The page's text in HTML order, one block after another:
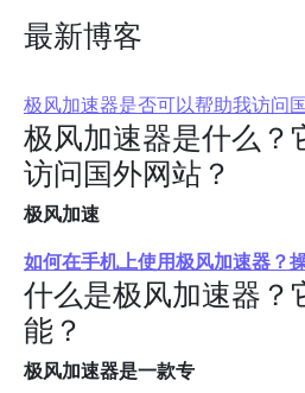
最新博客
极风加速器是否可以帮助我访问
极风加速器是什么？
访问国外网站？
极风加速
如何在手机上使用极风加速器？
什么是极风加速器？
能？
极风加速器是一款专